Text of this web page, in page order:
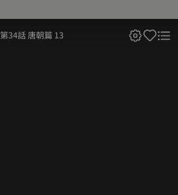
第34話 唐朝篇 13